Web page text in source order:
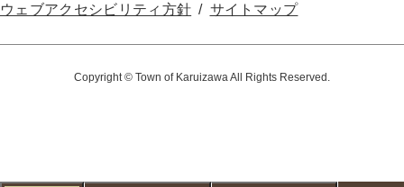
ウェブアクセシビリティ方針
サイトマップ
Copyright © Town of Karuizawa All Rights Reserved.